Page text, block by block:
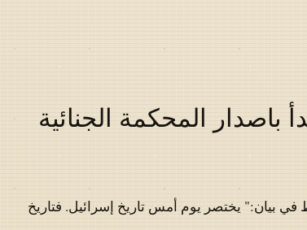
باصدار المحكمة الجنائية
بيان:" يختصر يوم أمس تاريخ إسرائيل. فتاريخ